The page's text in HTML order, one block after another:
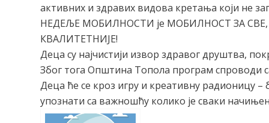
активних и здравих видова кретања који не
НЕДЕЉЕ МОБИЛНОСТИ је МОБИЛНОСТ ЗА СВЕ,
КВАЛИТЕТНИЈЕ!
Деца су најчистији извор здравог друштва,
Због тога Општина Топола програм спроводи
Деца ће се кроз игру и креативну радионицу
упознати са важношћу колико је сваки